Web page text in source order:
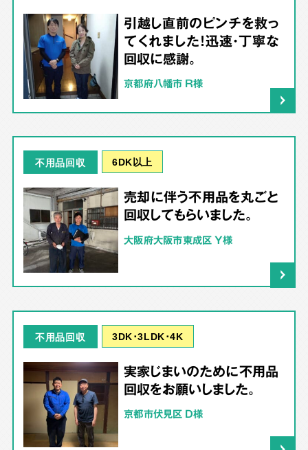
引越し直前のピンチを救っ
てくれました！迅速・丁寧な
回収に感謝。
京都府八幡市 R様
不用品回収 6DK以上
売却に伴う不用品を丸ごと
回収してもらいました。
大阪府大阪市東成区 Y様
不用品回収 3DK･3LDK･4K
実家じまいのために不用品
回収をお願いしました。
京都市伏見区 D様